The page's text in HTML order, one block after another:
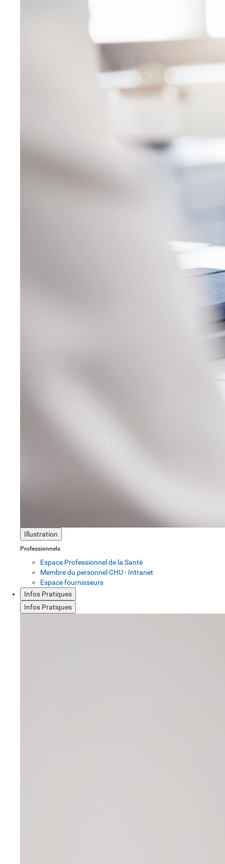
Illustration
Professionnels
Espace Professionnel de la Santé
Membre du personnel CHU - Intranet
Espace fournisseurs
Infos Pratiques
Infos Pratiques